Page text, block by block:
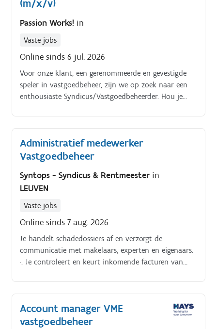
(m/x/v)
Passion Works! in
Vaste jobs
Online sinds 6 jul. 2026
Voor onze klant, een gerenommeerde en gevestigde
speler in vastgoedbeheer, zijn we op zoek naar een
enthousiaste Syndicus/Vastgoedbeheerder. Hou je
samen te brengen en dossiers van A tot Z op te
volgen?
Administratief medewerker
Vastgoedbeheer
Syntops - Syndicus & Rentmeester in
LEUVEN
Vaste jobs
Online sinds 7 aug. 2026
Je handelt schadedossiers af en verzorgt de
communicatie met makelaars, experten en eigenaars.
·. Je controleert en keurt inkomende facturen van
Account manager VME
vastgoedbeheer